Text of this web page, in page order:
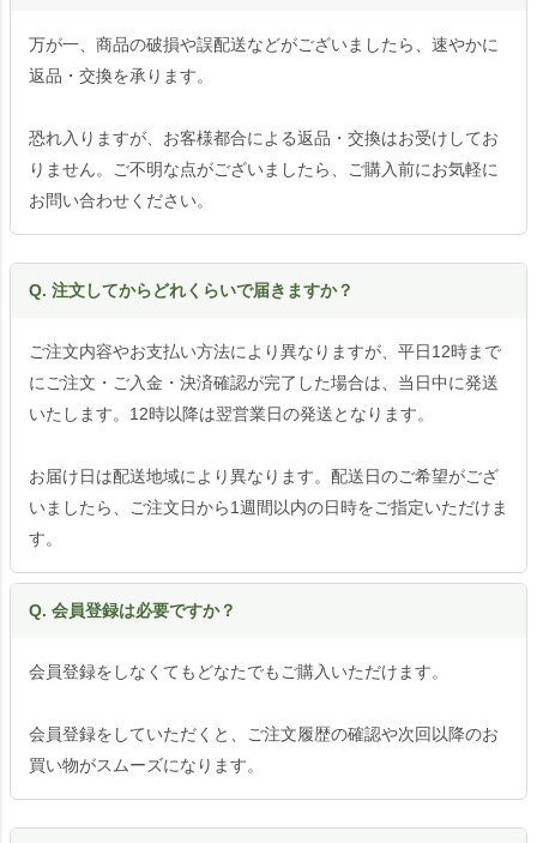
万が一、商品の破損や誤配送などがございましたら、速やかに
返品・交換を承ります。
恐れ入りますが、お客様都合による返品・交換はお受けしてお
りません。ご不明な点がございましたら、ご購入前にお気軽に
お問い合わせください。
Q. 注文してからどれくらいで届きますか？
ご注文内容やお支払い方法により異なりますが、平日12時まで
にご注文・ご入金・決済確認が完了した場合は、当日中に発送
いたします。12時以降は翌営業日の発送となります。
お届け日は配送地域により異なります。配送日のご希望がござ
いましたら、ご注文日から1週間以内の日時をご指定いただけま
す。
Q. 会員登録は必要ですか？
会員登録をしなくてもどなたでもご購入いただけます。
会員登録をしていただくと、ご注文履歴の確認や次回以降のお
買い物がスムーズになります。